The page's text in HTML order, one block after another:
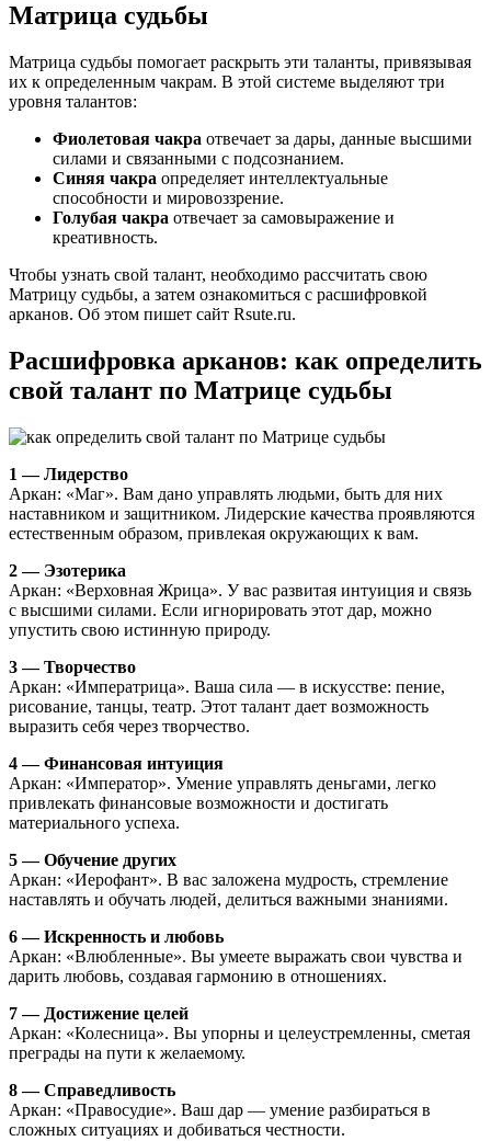
Матрица судьбы
Матрица судьбы помогает раскрыть эти таланты, привязывая
их к определенным чакрам. В этой системе выделяют три
уровня талантов:
Фиолетовая чакра отвечает за дары, данные высшими
силами и связанными с подсознанием.
Синяя чакра определяет интеллектуальные
способности и мировоззрение.
Голубая чакра отвечает за самовыражение и
креативность.
Чтобы узнать свой талант, необходимо рассчитать свою
Матрицу судьбы, а затем ознакомиться с расшифровкой
арканов. Об этом пишет сайт Rsute.ru.
Расшифровка арканов: как определить
свой талант по Матрице судьбы
1 — Лидерство
Аркан: «Маг». Вам дано управлять людьми, быть для них
наставником и защитником. Лидерские качества проявляются
естественным образом, привлекая окружающих к вам.
2 — Эзотерика
Аркан: «Верховная Жрица». У вас развитая интуиция и связь
с высшими силами. Если игнорировать этот дар, можно
упустить свою истинную природу.
3 — Творчество
Аркан: «Императрица». Ваша сила — в искусстве: пение,
рисование, танцы, театр. Этот талант дает возможность
выразить себя через творчество.
4 — Финансовая интуиция
Аркан: «Император». Умение управлять деньгами, легко
привлекать финансовые возможности и достигать
материального успеха.
5 — Обучение других
Аркан: «Иерофант». В вас заложена мудрость, стремление
наставлять и обучать людей, делиться важными знаниями.
6 — Искренность и любовь
Аркан: «Влюбленные». Вы умеете выражать свои чувства и
дарить любовь, создавая гармонию в отношениях.
7 — Достижение целей
Аркан: «Колесница». Вы упорны и целеустремленны, сметая
преграды на пути к желаемому.
8 — Справедливость
Аркан: «Правосудие». Ваш дар — умение разбираться в
сложных ситуациях и добиваться честности.